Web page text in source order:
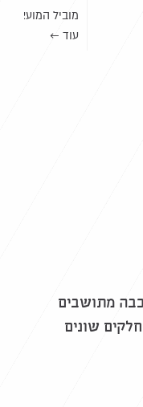
מוביל המועצה
עוד ←
מתושבים
שונים